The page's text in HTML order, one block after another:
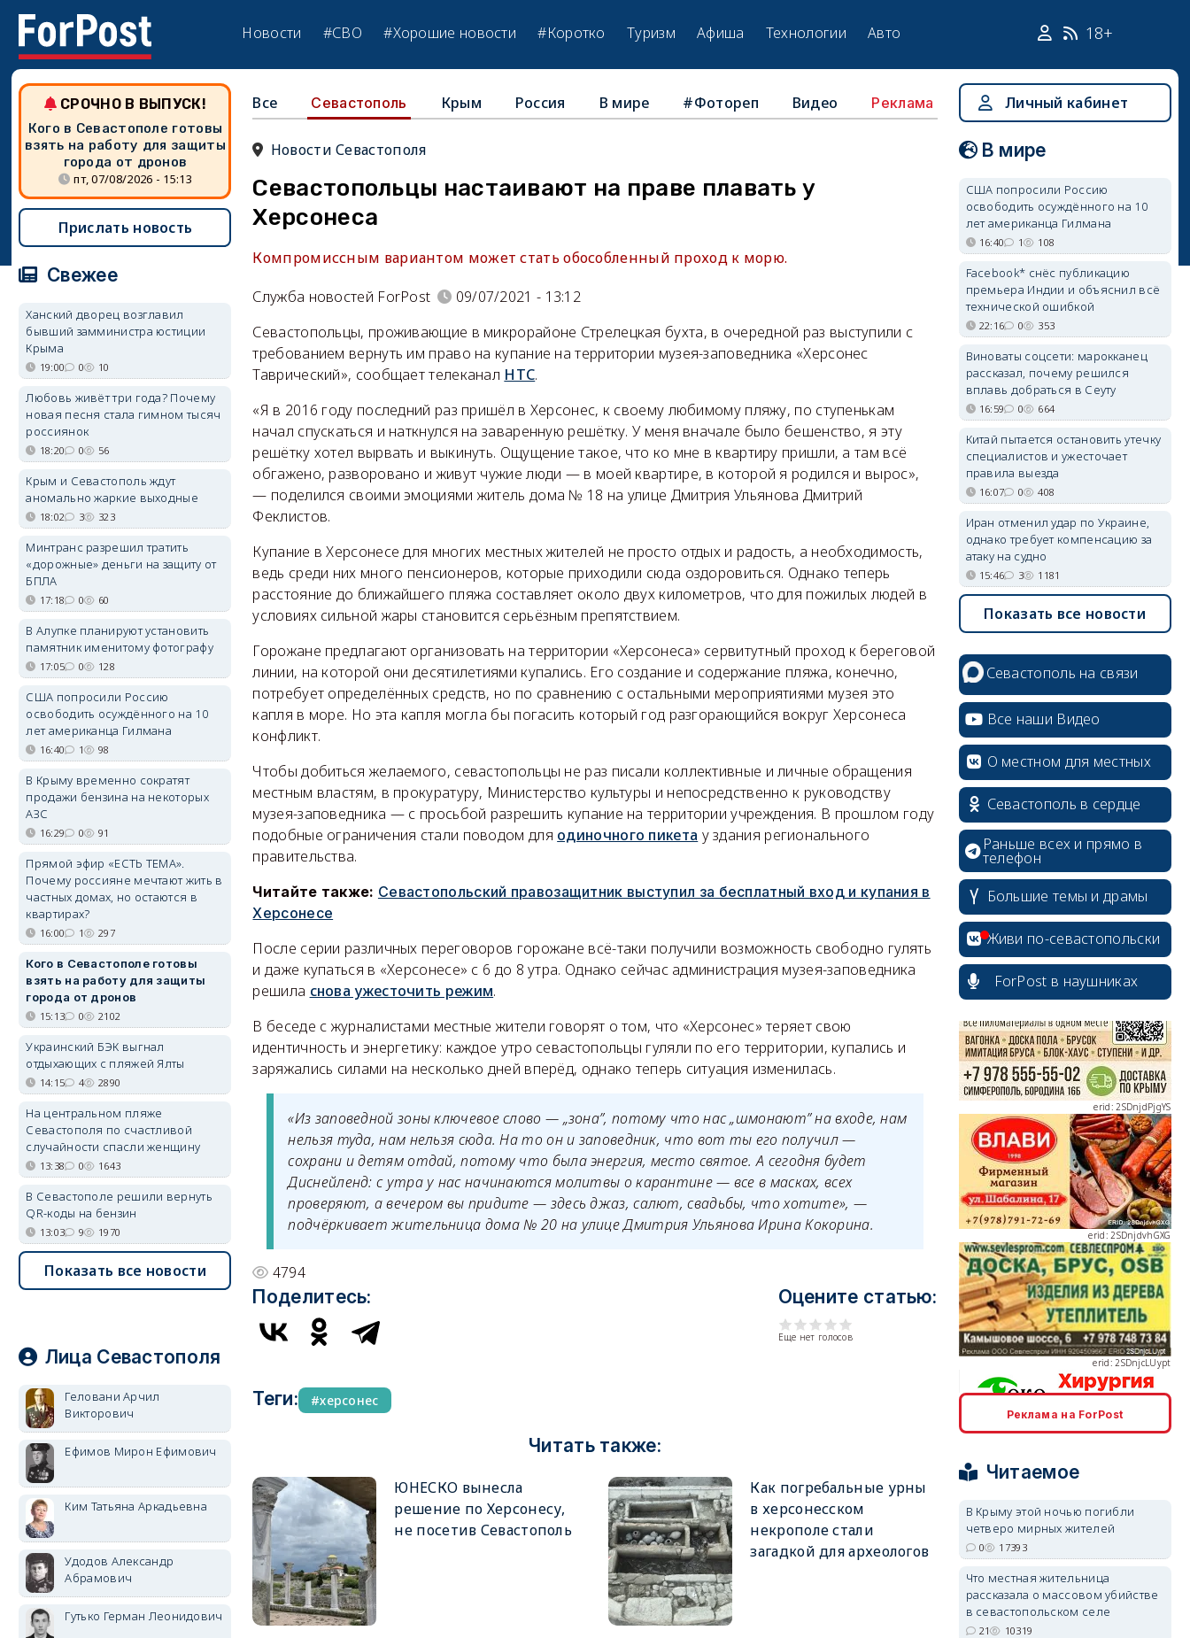
Новости #СВО #Хорошие новости #Коротко Туризм Афиша Технологии Авто 18+
Все Севастополь Крым Россия В мире #Фотореп Видео Реклама
Новости Севастополя
Севастопольцы настаивают на праве плавать у
Херсонеса
Компромиссным вариантом может стать обособленный проход к морю.
Служба новостей ForPost
09/07/2021 - 13:12
Севастопольцы, проживающие в микрорайоне Стрелецкая бухта, в очередной раз выступили с
требованием вернуть им право на купание на территории музея-заповедника «Херсонес
Таврический», сообщает телеканал НТС.
«Я в 2016 году последний раз пришёл в Херсонес, к своему любимому пляжу, по ступенькам
начал спускаться и наткнулся на заваренную решётку. У меня вначале было бешенство, я эту
решётку хотел вырвать и выкинуть. Ощущение такое, что ко мне в квартиру пришли, а там всё
обгажено, разворовано и живут чужие люди — в моей квартире, в которой я родился и вырос»,
— поделился своими эмоциями житель дома № 18 на улице Дмитрия Ульянова Дмитрий
Феклистов.
Купание в Херсонесе для многих местных жителей не просто отдых и радость, а необходимость,
ведь среди них много пенсионеров, которые приходили сюда оздоровиться. Однако теперь
расстояние до ближайшего пляжа составляет около двух километров, что для пожилых людей в
условиях сильной жары становится серьёзным препятствием.
Горожане предлагают организовать на территории «Херсонеса» сервитутный проход к береговой
линии, на которой они десятилетиями купались. Его создание и содержание пляжа, конечно,
потребует определённых средств, но по сравнению с остальными мероприятиями музея это
капля в море. Но эта капля могла бы погасить который год разгорающийся вокруг Херсонеса
конфликт.
Чтобы добиться желаемого, севастопольцы не раз писали коллективные и личные обращения
местным властям, в прокуратуру, Министерство культуры и непосредственно к руководству
музея-заповедника — с просьбой разрешить купание на территории учреждения. В прошлом году
подобные ограничения стали поводом для одиночного пикета у здания регионального
правительства.
Читайте также: Севастопольский правозащитник выступил за бесплатный вход и купания в
Херсонесе
После серии различных переговоров горожане всё-таки получили возможность свободно гулять
и даже купаться в «Херсонесе» с 6 до 8 утра. Однако сейчас администрация музея-заповедника
решила снова ужесточить режим.
В беседе с журналистами местные жители говорят о том, что «Херсонес» теряет свою
идентичность и энергетику: каждое утро севастопольцы гуляли по его территории, купались и
заряжались силами на несколько дней вперёд, однако теперь ситуация изменилась.
«Из заповедной зоны ключевое слово — „зона”, потому что нас „шмонают” на входе, нам
нельзя туда, нам нельзя сюда. На то он и заповедник, что вот ты его получил —
сохрани и детям отдай, потому что была энергия, место святое. А сегодня будет
Диснейленд: с утра у нас начинаются молитвы о карантине — все в масках, всех
проверяют, а вечером вы придите — здесь джаз, салют, свадьбы, что хотите», —
подчёркивает жительница дома № 20 на улице Дмитрия Ульянова Ирина Кокорина.
4794
Поделитесь: Оцените статью:
Еще нет голосов
Теги: херсонес
Читать также:
ЮНЕСКО вынесла
решение по Херсонесу,
не посетив Севастополь
Как погребальные урны
в херсонесском
некрополе стали
загадкой для археологов
СРОЧНО В ВЫПУСК!
Кого в Севастополе готовы
взять на работу для защиты
города от дронов
пт, 07/08/2026 - 15:13
Прислать новость
Свежее
Ханский дворец возглавил
бывший замминистра юстиции
Крыма
19:00 0 10
Любовь живёт три года? Почему
новая песня стала гимном тысяч
россиянок
18:20 0 56
Крым и Севастополь ждут
аномально жаркие выходные
18:02 3 323
Минтранс разрешил тратить
«дорожные» деньги на защиту от
БПЛА
17:18 0 60
В Алупке планируют установить
памятник именитому фотографу
17:05 0 128
США попросили Россию
освободить осуждённого на 10
лет американца Гилмана
16:40 1 98
В Крыму временно сократят
продажи бензина на некоторых
АЗС
16:29 0 91
Прямой эфир «ЕСТЬ ТЕМА».
Почему россияне мечтают жить в
частных домах, но остаются в
квартирах?
16:00 1 297
Кого в Севастополе готовы
взять на работу для защиты
города от дронов
15:13 0 2102
Украинский БЭК выгнал
отдыхающих с пляжей Ялты
14:15 4 2890
На центральном пляже
Севастополя по счастливой
случайности спасли женщину
13:38 0 1643
В Севастополе решили вернуть
QR-коды на бензин
13:03 9 1970
Показать все новости
Лица Севастополя
Геловани Арчил
Викторович
Ефимов Мирон Ефимович
Ким Татьяна Аркадьевна
Удодов Александр
Абрамович
Гутько Герман Леонидович
Личный кабинет
В мире
США попросили Россию
освободить осуждённого на 10
лет американца Гилмана
16:40 1 108
Facebook* снёс публикацию
премьера Индии и объяснил всё
технической ошибкой
22:16 0 353
Виноваты соцсети: марокканец
рассказал, почему решился
вплавь добраться в Сеуту
16:59 0 664
Китай пытается остановить утечку
специалистов и ужесточает
правила выезда
16:07 0 408
Иран отменил удар по Украине,
однако требует компенсацию за
атаку на судно
15:46 3 1181
Показать все новости
Севастополь на связи
Все наши Видео
О местном для местных
Севастополь в сердце
Раньше всех и прямо в
телефон
Большие темы и драмы
Живи по-севастопольски
ForPost в наушниках
erid: 2SDnjcrDNw6
erid: 2SDnjdPjgYS
erid: 2SDnjdvhGXG
erid: 2SDnjcLUypt
erid: 2SDnjcrDNw6
erid: 2SDnjdPjgYS
Реклама на ForPost
Читаемое
В Крыму этой ночью погибли
четверо мирных жителей
0 17393
Что местная жительница
рассказала о массовом убийстве
в севастопольском селе
21 10319